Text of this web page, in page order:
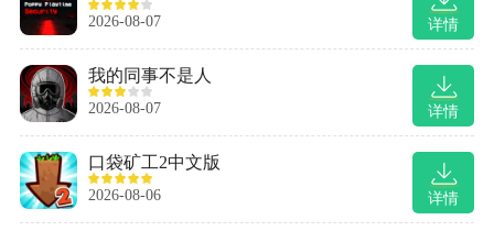
详情
2026-08-07
详情
我的同事不是人
2026-08-07
详情
口袋矿工2中文版
2026-08-06